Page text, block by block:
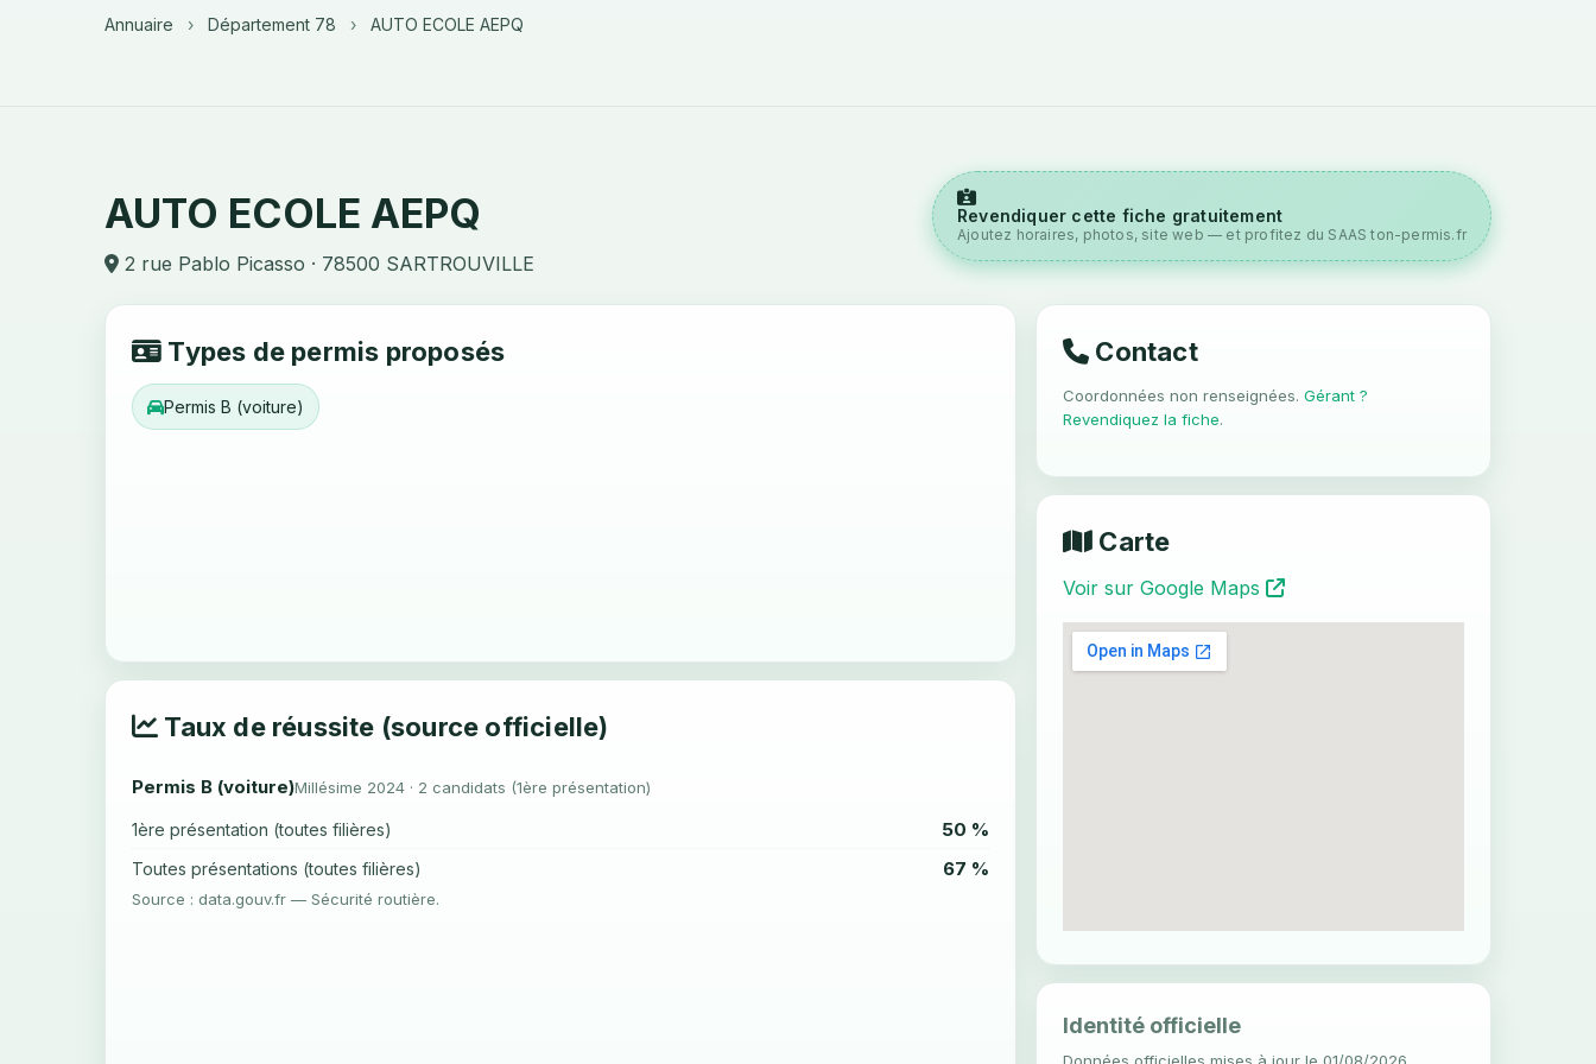
Annuaire › Département 78 › AUTO ECOLE AEPQ
AUTO ECOLE AEPQ
2 rue Pablo Picasso · 78500 SARTROUVILLE
Revendiquer cette fiche gratuitement
Ajoutez horaires, photos, site web — et profitez du SAAS ton-permis.fr
Types de permis proposés
Permis B (voiture)
Taux de réussite (source officielle)
Permis B (voiture)Millésime 2024 · 2 candidats (1ère présentation)
1ère présentation (toutes filières) 50 %
Toutes présentations (toutes filières) 67 %
Source : data.gouv.fr — Sécurité routière.
Contact
Coordonnées non renseignées. Gérant ?
Revendiquez la fiche.
Carte
Voir sur Google Maps
Identité officielle